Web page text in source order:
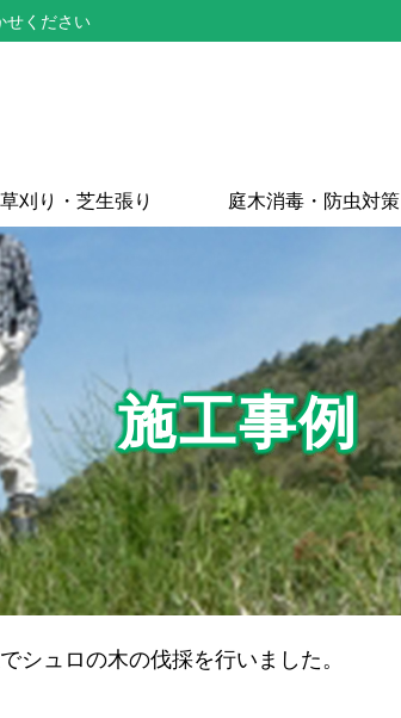
せください
草刈り・芝生張り 庭木消毒・防虫対策
施工事例
シュロの木の伐採を行いました。